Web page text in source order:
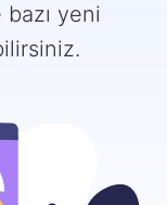
yeni